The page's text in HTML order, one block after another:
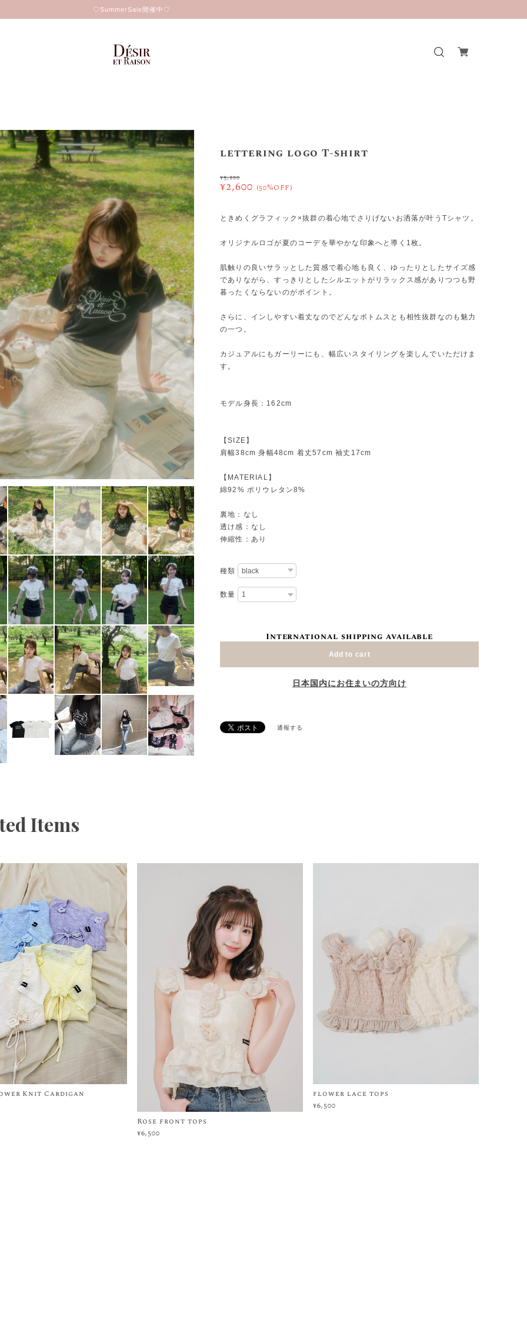
♡SummerSale開催中♡
lettering logo T-shirt
¥5,200
¥2,600 (50%OFF)
ときめくグラフィック×抜群の着心地でさりげないお洒落が叶うTシャツ。
オリジナルロゴが夏のコーデを華やかな印象へと導く1枚。
肌触りの良いサラッとした質感で着心地も良く、ゆったりとしたサイズ感
でありながら、すっきりとしたシルエットがリラックス感がありつつも野
暮ったくならないのがポイント。
さらに、インしやすい着丈なのでどんなボトムスとも相性抜群なのも魅力
の一つ。
カジュアルにもガーリーにも、幅広いスタイリングを楽しんでいただけま
す。
モデル身長：162cm
【SIZE】
肩幅38cm 身幅48cm 着丈57cm 袖丈17cm
【MATERIAL】
綿92% ポリウレタン8%
裏地：なし
透け感：なし
伸縮性：あり
種類
数量
International shipping available
Add to cart
日本国内にお住まいの方向け
通報する
Items
Knit Cardigan
Rose front tops
¥6,500
flower lace tops
¥6,500